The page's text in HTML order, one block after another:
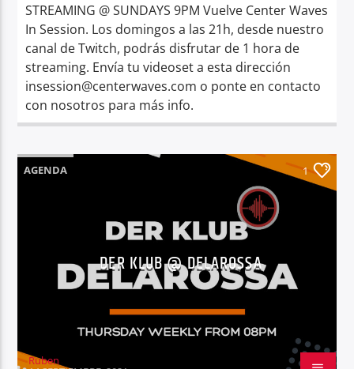
STREAMING @ SUNDAYS 9PM Vuelve Center Waves
In Session. Los domingos a las 21h, desde nuestro
canal de Twitch, podrás disfrutar de 1 hora de
streaming. Envía tu videoset a esta dirección
insession@centerwaves.com o ponte en contacto
con nosotros para más info.
AGENDA 1
DER KLUB @ DELAROSSA
Ruben